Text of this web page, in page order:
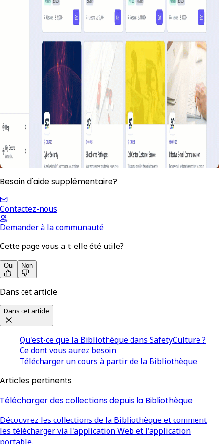
Besoin d'aide supplémentaire?
Contactez-nous
Demander à la communauté
Cette page vous a-t-elle été utile?
Oui Non
Dans cet article
Dans cet article
Qu'est-ce que la Bibliothèque dans SafetyCulture ?
Ce dont vous aurez besoin
Télécharger un cours à partir de la Bibliothèque
Articles pertinents
Télécharger des collections depuis la Bibliothèque
Découvrez les collections de la Bibliothèque et comment
les télécharger via l'application Web et l'application
portable.